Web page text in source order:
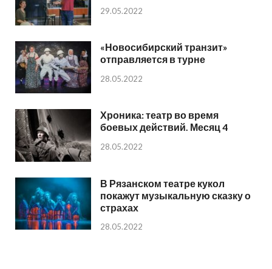
29.05.2022
«Новосибирский транзит»
отправляется в турне
28.05.2022
Хроника: театр во время
боевых действий. Месяц 4
28.05.2022
В Рязанском театре кукол
покажут музыкальную сказку о
страхах
28.05.2022